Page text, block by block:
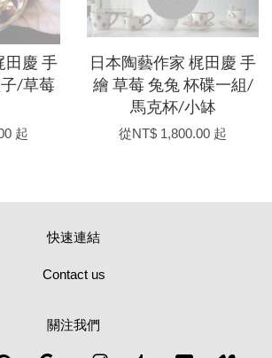
田慶 手
/草莓
起
日本陶藝作家 梶田慶 手
繪 草莓 兔兔 杯碟一組/
馬克杯/小缽
從NT$ 1,800.00 起
快速連結
Contact us
關注我們